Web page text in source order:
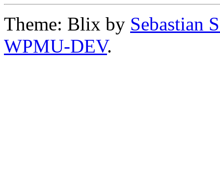
Theme: Blix by Sebastian
WPMU-DEV.